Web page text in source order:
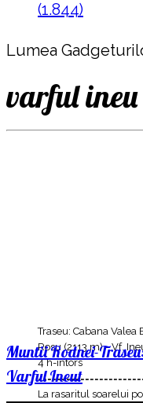
(1.844)
Lumea
varful ineu
Traseu: Cabana Valea
Rosu (2113 m) - Vf.
4 h-intors
La rasaritul soarelui
Muntii Rodnei-
Varful Ineut